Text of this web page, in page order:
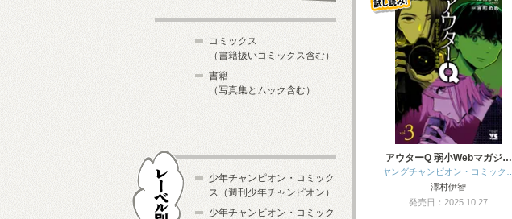
アウターQ 弱小Webマガジ…
ヤングチャンピオン・コミック…
澤村伊智
発売日：2025.10.27
コミックス
（書籍扱いコミックス含む）
書籍
（写真集とムック含む）
少年チャンピオン・コミック
ス（週刊少年チャンピオン）
少年チャンピオン・コミック